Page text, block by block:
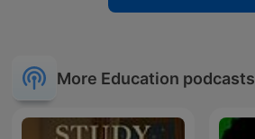
More Education podcasts